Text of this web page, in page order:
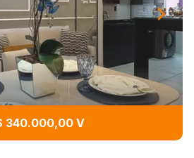
340.000,00 V